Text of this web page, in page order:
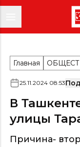
Главная
25.11.2024 08:53
В
улицы
Причина-